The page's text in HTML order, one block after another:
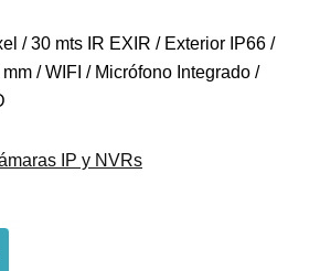
/ 30 mts IR EXIR / Exterior IP66 /
/ WIFI / Micrófono Integrado /
IP y NVRs